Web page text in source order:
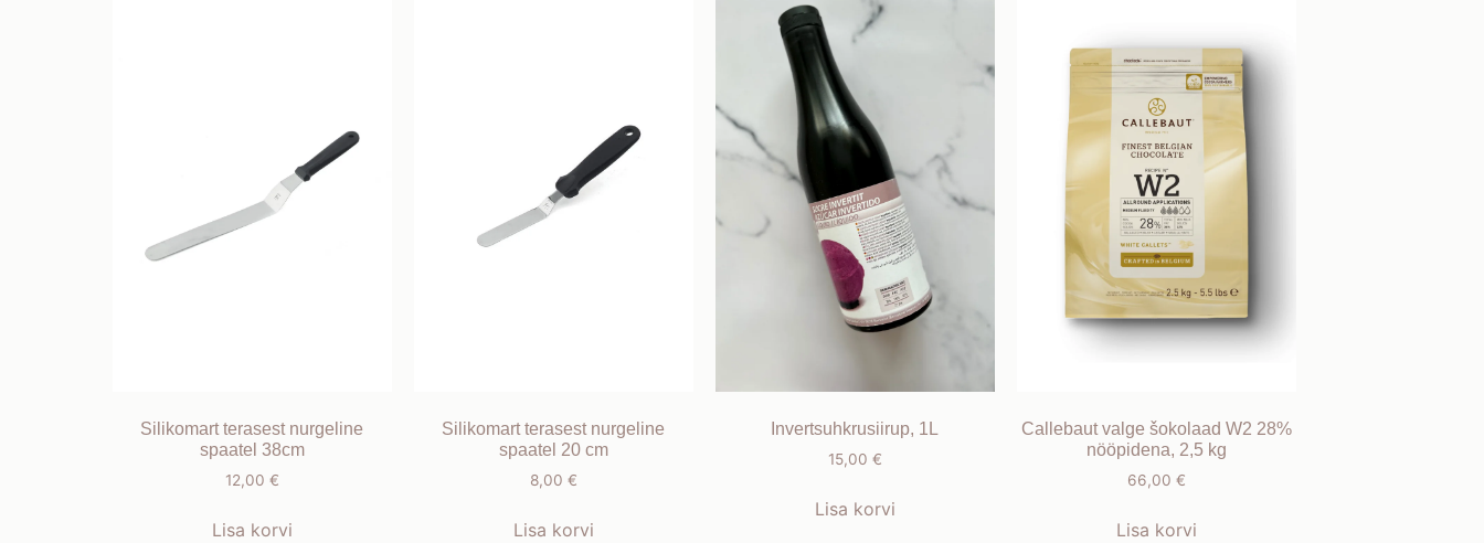
Silikomart terasest nurgeline
spaatel 38cm
12,00 €
Lisa korvi
Silikomart terasest nurgeline
spaatel 20 cm
8,00 €
Lisa korvi
Invertsuhkrusiirup, 1L
15,00 €
Lisa korvi
Callebaut valge šokolaad W2 28%
nööpidena, 2,5 kg
66,00 €
Lisa korvi